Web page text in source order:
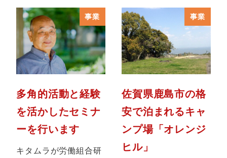
事業
多角的活動と経験
を活かしたセミナ
ーを行います
キタムラが労働組合研
事業
佐賀県鹿島市の格
安で泊まれるキャ
ンプ場「オレンジ
ヒル」